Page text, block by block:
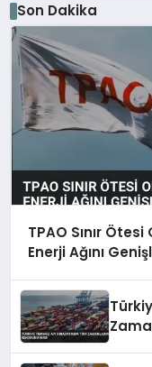
Son Dakika
TPAO Sınır
Enerji Ağını